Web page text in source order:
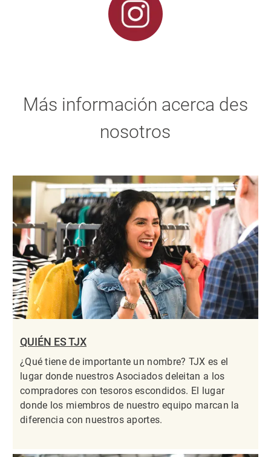
Más información acerca des
nosotros
QUIÉN ES TJX
¿Qué tiene de importante un nombre? TJX es el
lugar donde nuestros Asociados deleitan a los
compradores con tesoros escondidos. El lugar
donde los miembros de nuestro equipo marcan la
diferencia con nuestros aportes.